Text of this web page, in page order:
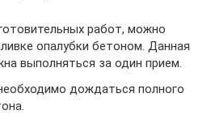
работ, можно
опалубки бетоном. Данная
выполняться за один прием.
дождаться полного